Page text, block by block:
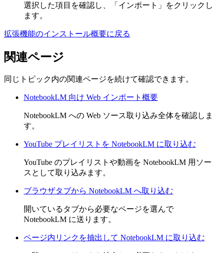
選択した項目を確認し、「インポート」をクリックし
ます。
拡張機能のインストール概要に戻る
関連ページ
同じトピック内の関連ページを続けて確認できます。
NotebookLM 向け Web インポート概要
NotebookLM への Web ソース取り込み全体を確認しま
す。
YouTube プレイリストを NotebookLM に取り込む
YouTube のプレイリストや動画を NotebookLM 用ソー
スとして取り込みます。
ブラウザタブから NotebookLM へ取り込む
開いているタブから必要なページを選んで
NotebookLM に送ります。
ページ内リンクを抽出して NotebookLM に取り込む